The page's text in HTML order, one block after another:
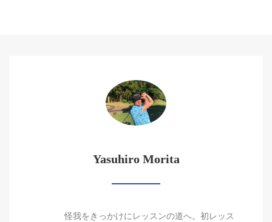
Yasuhiro Morita
怪我をきっかけにレッスンの道へ。初レッス